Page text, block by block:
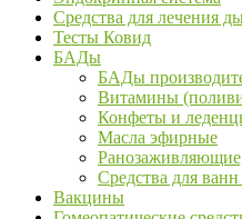
Средства для лечения
Тесты Ковид
БАДы
БАДы
Витамины
Конфеты и
Масла эфирные
Средства для
Вакцины